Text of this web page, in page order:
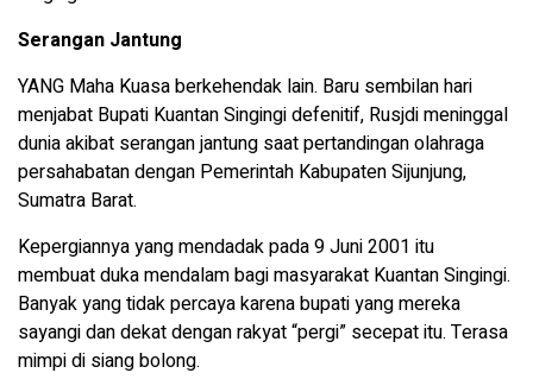
Serangan Jantung
YANG Maha Kuasa berkehendak lain. Baru sembilan hari
menjabat Bupati Kuantan Singingi defenitif, Rusjdi meninggal
dunia akibat serangan jantung saat pertandingan olahraga
persahabatan dengan Pemerintah Kabupaten Sijunjung,
Sumatra Barat.
Kepergiannya yang mendadak pada 9 Juni 2001 itu
membuat duka mendalam bagi masyarakat Kuantan Singingi.
Banyak yang tidak percaya karena bupati yang mereka
sayangi dan dekat dengan rakyat “pergi” secepat itu. Terasa
mimpi di siang bolong.